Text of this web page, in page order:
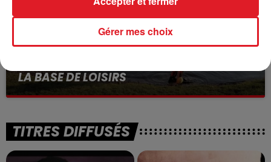
13 juillet 2026
LA BASE DE LOISIRS
La victime a coulé à pic
TITRES DIFFUSÉS
Gérer mes choix